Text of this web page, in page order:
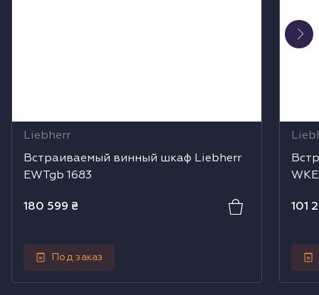
Liebherr
Встраиваемый винный шкаф Liebherr
EWTgb 1683
180 599 ₴
Под заказ
101